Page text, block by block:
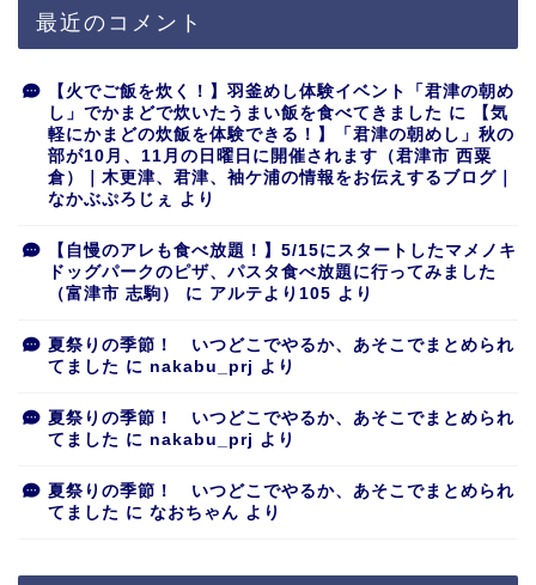
最近のコメント
【火でご飯を炊く！】羽釜めし体験イベント「君津の朝め
し」でかまどで炊いたうまい飯を食べてきました に
【気
軽にかまどの炊飯を体験できる！】「君津の朝めし」秋の
部が10月、11月の日曜日に開催されます（君津市 西粟
倉）｜木更津、君津、袖ケ浦の情報をお伝えするブログ｜
なかぶぷろじぇ
より
【自慢のアレも食べ放題！】5/15にスタートしたマメノキ
ドッグパークのピザ、パスタ食べ放題に行ってみました
（富津市 志駒）
に アルテより105 より
夏祭りの季節！ いつどこでやるか、あそこでまとめられ
てました に nakabu_prj より
夏祭りの季節！ いつどこでやるか、あそこでまとめられ
てました に nakabu_prj より
夏祭りの季節！ いつどこでやるか、あそこでまとめられ
てました に なおちゃん より